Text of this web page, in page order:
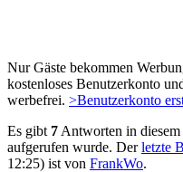
Nur Gäste bekommen
kostenloses Benutzerkonto
werbefrei. >Benutzerkonto
Es gibt 7 Antworten in
aufgerufen wurde. Derletzte
12:25) ist von FrankWo.